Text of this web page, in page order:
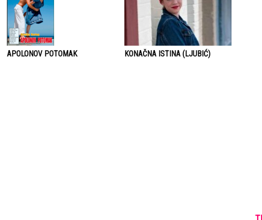
APOLONOV POTOMAK KONAČNA ISTINA (LJUBIĆ)